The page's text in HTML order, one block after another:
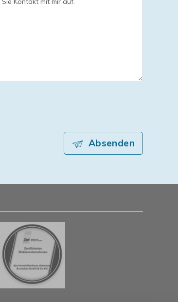
Absenden